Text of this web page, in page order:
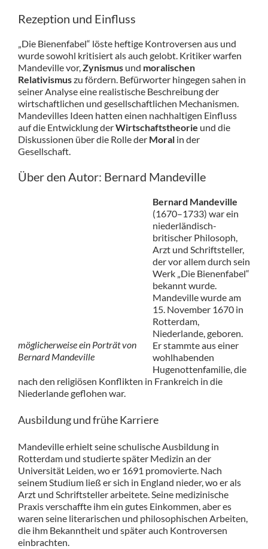
Rezeption und Einfluss
„Die Bienenfabel“ löste heftige Kontroversen aus und
wurde sowohl kritisiert als auch gelobt. Kritiker warfen
Mandeville vor,Zynismusund moralischen
Relativismuszu fördern. Befürworter hingegen sahen in
seiner Analyse eine realistische Beschreibung der
wirtschaftlichen und gesellschaftlichen Mechanismen.
Mandevilles Ideen hatten einen nachhaltigen Einfluss
auf die Entwicklung derWirtschaftstheorie und die
Diskussionen über die Rolle der Moralin der
Gesellschaft.
Über den Autor: Bernard Mandeville
möglicherweise ein Porträt von
Bernard Mandeville
Bernard Mandeville
(1670–1733) war ein
niederländisch-
britischer Philosoph,
Arzt und Schriftsteller,
der vor allem durch sein
Werk „Die Bienenfabel“
bekannt wurde.
Mandeville wurde am
15. November 1670 in
Rotterdam,
Niederlande, geboren.
Er stammte aus einer
wohlhabenden
Hugenottenfamilie, die
nach den religiösen Konflikten in Frankreich in die
Niederlande geflohen war.
Ausbildung und frühe Karriere
Mandeville erhielt seine schulische Ausbildung in
Rotterdam und studierte später Medizin an der
Universität Leiden, wo er 1691 promovierte. Nach
seinem Studium ließ er sich in England nieder, wo er als
Arzt und Schriftsteller arbeitete. Seine medizinische
Praxis verschaffte ihm ein gutes Einkommen, aber es
waren seine literarischen und philosophischen Arbeiten,
die ihm Bekanntheit und später auch Kontroversen
einbrachten.